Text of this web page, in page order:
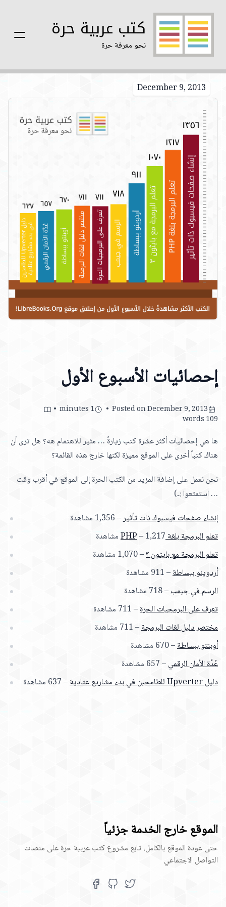
كتب عربية حرة
نحو معرفة حرة
December 9, 2013
إحصائيات الأسبوع الأول
Posted on December 9, 2013 •
1 minutes •
109 words
ها هي إحصائيات أكثر عشرة كتب زيارةً … مثير للاهتمام هه؟ هل ترى أن
هناك كتباً أخرى على الموقع مميزة لكنها خارج هذه القائمة؟
نحن نعمل على إضافة المزيد من الكتب الحرة إلى الموقع في أقرب وقت
… استمتعوا :‑)
إنشاء صفحات فيسبوك ذات تأثير– 1,356 مشاهدة
تعلم البرمجة بلغة PHP– 1,217 مشاهدة
تعلم البرمجة مع بايثون ٣ – 1,070 مشاهدة
أردوينو ببساطة– 911 مشاهدة
الرسم في جيمب– 718 مشاهدة
تعرف على البرمجيات الحرة– 711 مشاهدة
مختصر دليل لغات البرمجة– 711 مشاهدة
أوبنتو ببساطة– 670 مشاهدة
عُدَّة الأمان الرقمي– 657 مشاهدة
دليل Upverter للطامحين في بدء مشاريع عتادية
– 637 مشاهدة
الموقع خارج الخدمة جزئياً
حتى عودة الموقع بالكامل، تابع مشروع كتب عربية حرة على منصات
التواصل الاجتماعي